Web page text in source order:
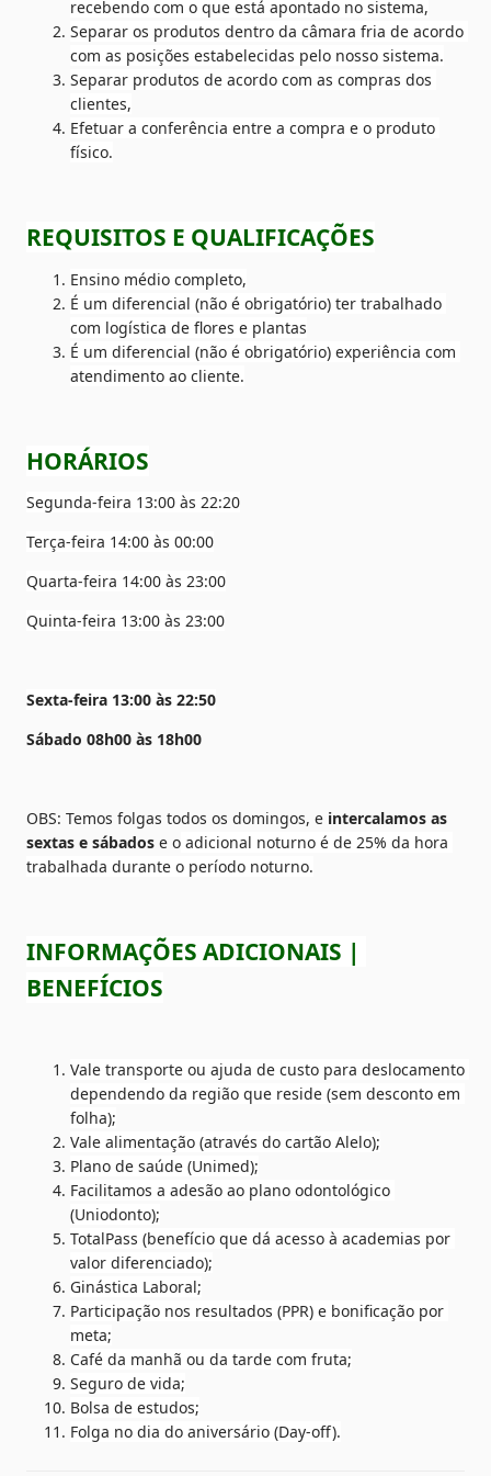
recebendo com o que está apontado no sistema,
Separar os produtos dentro da câmara fria de acordo
com as posições estabelecidas pelo nosso sistema.
Separar produtos de acordo com as compras dos
clientes,
Efetuar a conferência entre a compra e o produto
físico.
REQUISITOS E QUALIFICAÇÕES
Ensino médio completo,
É um diferencial (não é obrigatório) ter trabalhado
com logística de flores e plantas
É um diferencial (não é obrigatório) experiência com
atendimento ao cliente.
HORÁRIOS
Segunda-feira 13:00 às 22:20
Terça-feira 14:00 às 00:00
Quarta-feira 14:00 às 23:00
Quinta-feira 13:00 às 23:00
Sexta-feira 13:00 às 22:50
Sábado 08h00 às 18h00
OBS: Temos folgas todos os domingos, e intercalamos as
sextas e sábados e o adicional noturno é de 25% da hora
trabalhada durante o período noturno.
INFORMAÇÕES ADICIONAIS |
BENEFÍCIOS
Vale transporte ou ajuda de custo para deslocamento
dependendo da região que reside (sem desconto em
folha);
Vale alimentação (através do cartão Alelo);
Plano de saúde (Unimed);
Facilitamos a adesão ao plano odontológico
(Uniodonto);
TotalPass (benefício que dá acesso à academias por
valor diferenciado);
Ginástica Laboral;
Participação nos resultados (PPR) e bonificação por
meta;
Café da manhã ou da tarde com fruta;
Seguro de vida;
Bolsa de estudos;
Folga no dia do aniversário (Day-off).